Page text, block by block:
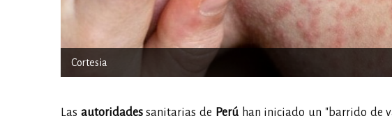
Cortesia
Las autoridadessanitarias de Perúhan iniciado un "barrido de